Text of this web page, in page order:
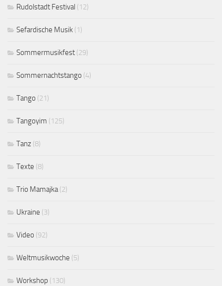
Rudolstadt Festival (12)
Sefardische Musik (1)
Sommermusikfest (29)
Sommernachtstango (4)
Tango (21)
Tangoyim (125)
Tanz (8)
Texte (8)
Trio Mamajka(2)
Ukraine (3)
Video (92)
Weltmusikwoche (5)
Workshop (130)